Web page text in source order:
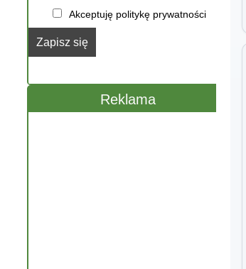
Akceptuję politykę prywatności
Reklama